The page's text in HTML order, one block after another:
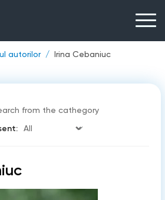
autorilor Irina Cebaniuc
from the cathegory